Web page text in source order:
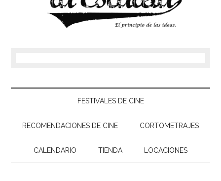
FESTIVALES DE CINE
RECOMENDACIONES DE CINE CORTOMETRAJES
CALENDARIO TIENDA LOCACIONES